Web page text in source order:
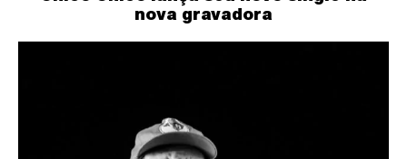
nova gravadora